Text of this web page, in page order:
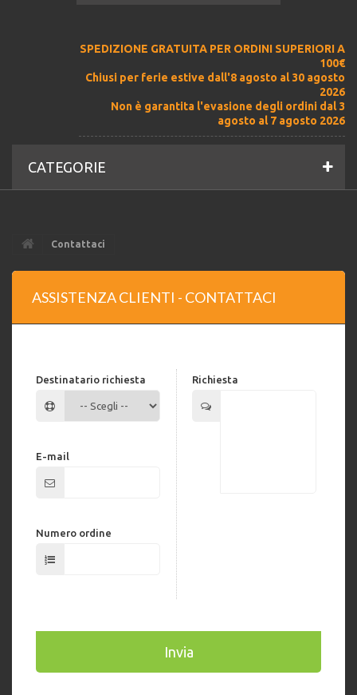
SPEDIZIONE GRATUITA PER ORDINI SUPERIORI A
100€
Chiusi per ferie estive dall'8 agosto al 30 agosto
2026
Non è garantita l'evasione degli ordini dal 3
agosto al 7 agosto 2026
CATEGORIE
Contattaci
ASSISTENZA CLIENTI - CONTATTACI
Destinatario richiesta
E-mail
Numero ordine
Richiesta
Invia